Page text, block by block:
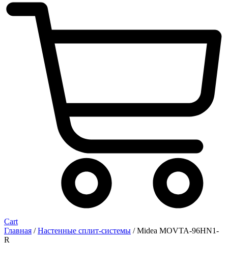
Cart
Главная /Настенные сплит-системы / Midea MOVTA-96HN1-
R